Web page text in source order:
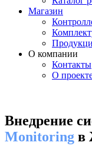
Магазин
О компании
Контакты
О
Внедрение
Monitoring в